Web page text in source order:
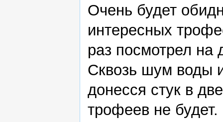
Очень будет
интересных
раз посмотрел
Сквозь шум воды
донесся стук в
трофеев не будет.